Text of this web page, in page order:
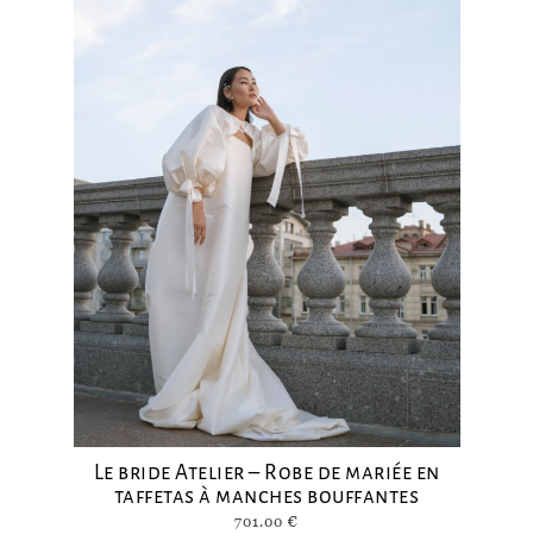
Le bride Atelier – Robe de mariée en
taffetas à manches bouffantes
701.00 €